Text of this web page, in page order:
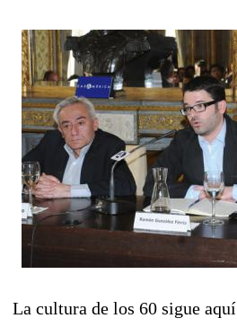
La cultura de los 60 sigue aquí